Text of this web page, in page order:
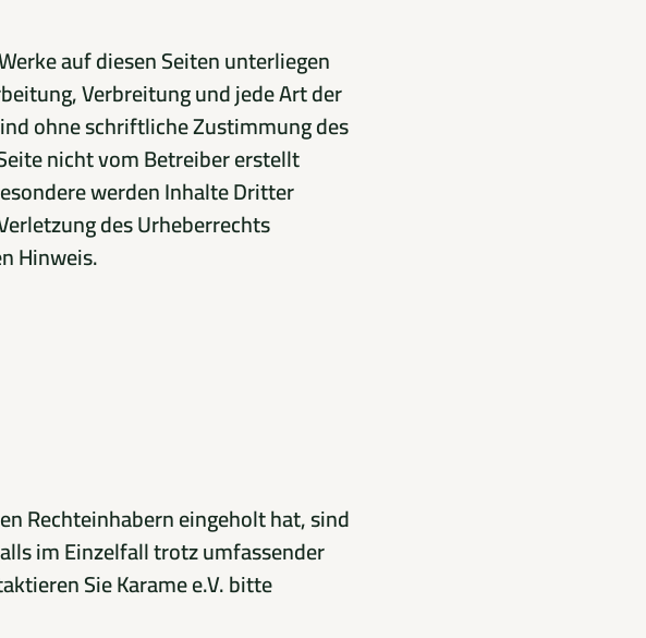
auf diesen Seiten unterliegen
Verbreitung und jede Art der
ohne schriftliche Zustimmung des
nicht vom Betreiber erstellt
werden Inhalte Dritter
des Urheberrechts
Hinweis.
Rechteinhabern eingeholt hat, sind
im Einzelfall trotz umfassender
Sie Karame e.V. bitte